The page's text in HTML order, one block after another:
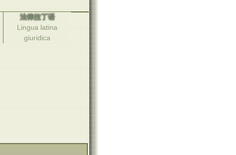
法律拉丁语
Lingua latina
giuridica